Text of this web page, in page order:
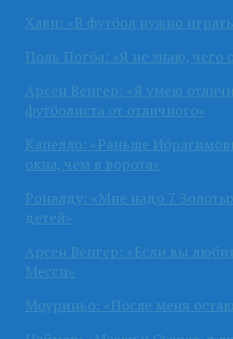
Хави: «В футбол нужно
Поль Погба: «Я не знаю, чего
Арсен Венгер: «Я умею
футболиста от отличного»
Капелло: «Раньше
окна, чем в ворота»
Роналду: «Мне надо 7
детей»
Арсен Венгер: «Если вы
Месси»
Моуриньо: «После меня